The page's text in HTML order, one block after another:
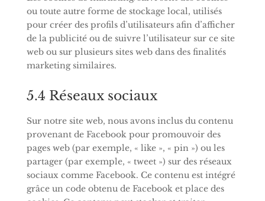
ou toute autre forme de stockage local, utilisés
pour créer des profils d’utilisateurs afin d’afficher
de la publicité ou de suivre l’utilisateur sur ce site
web ou sur plusieurs sites web dans des finalités
marketing similaires.
5.4 Réseaux sociaux
Sur notre site web, nous avons inclus du contenu
provenant de Facebook pour promouvoir des
pages web (par exemple, « like », « pin ») ou les
partager (par exemple, « tweet ») sur des réseaux
sociaux comme Facebook. Ce contenu est intégré
grâce un code obtenu de Facebook et place des